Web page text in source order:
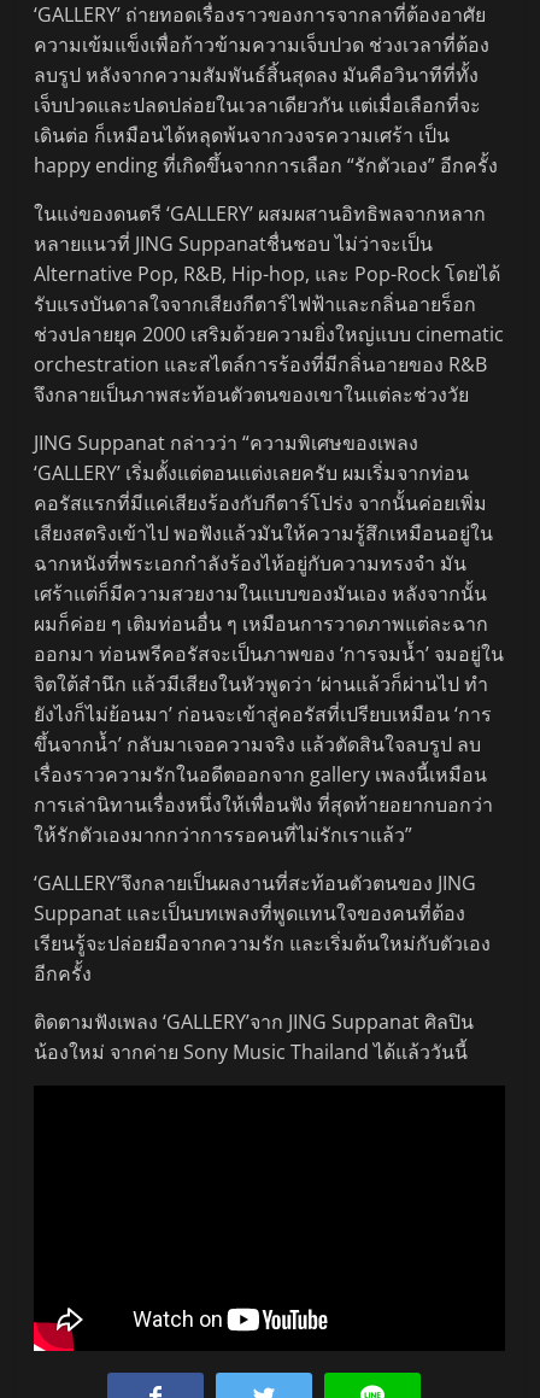
‘GALLERY’ ถ่ายทอดเรื่องราวของการจากลาที่ต้องอาศัย
ความเข้มแข็งเพื่อก้าวข้ามความเจ็บปวด ช่วงเวลาที่ต้อง
ลบรูป หลังจากความสัมพันธ์สิ้นสุดลง มันคือวินาทีที่ทั้ง
เจ็บปวดและปลดปล่อยในเวลาเดียวกัน แต่เมื่อเลือกที่จะ
เดินต่อ ก็เหมือนได้หลุดพ้นจากวงจรความเศร้า เป็น
happy ending ที่เกิดขึ้นจากการเลือก “รักตัวเอง” อีกครั้ง
ในแง่ของดนตรี ‘GALLERY’ ผสมผสานอิทธิพลจากหลาก
หลายแนวที่ JING Suppanatชื่นชอบ ไม่ว่าจะเป็น
Alternative Pop, R&B, Hip-hop, และ Pop-Rock โดยได้
รับแรงบันดาลใจจากเสียงกีตาร์ไฟฟ้าและกลิ่นอายร็อก
ช่วงปลายยุค 2000 เสริมด้วยความยิ่งใหญ่แบบ cinematic
orchestration และสไตล์การร้องที่มีกลิ่นอายของ R&B
จึงกลายเป็นภาพสะท้อนตัวตนของเขาในแต่ละช่วงวัย
JING Suppanat กล่าวว่า “ความพิเศษของเพลง
‘GALLERY’ เริ่มตั้งแต่ตอนแต่งเลยครับ ผมเริ่มจากท่อน
คอรัสแรกที่มีแค่เสียงร้องกับกีตาร์โปร่ง จากนั้นค่อยเพิ่ม
เสียงสตริงเข้าไป พอฟังแล้วมันให้ความรู้สึกเหมือนอยู่ใน
ฉากหนังที่พระเอกกำลังร้องไห้อยู่กับความทรงจำ มัน
เศร้าแต่ก็มีความสวยงามในแบบของมันเอง หลังจากนั้น
ผมก็ค่อย ๆ เติมท่อนอื่น ๆ เหมือนการวาดภาพแต่ละฉาก
ออกมา ท่อนพรีคอรัสจะเป็นภาพของ ‘การจมน้ำ’ จมอยู่ใน
จิตใต้สำนึก แล้วมีเสียงในหัวพูดว่า ‘ผ่านแล้วก็ผ่านไป ทำ
ยังไงก็ไม่ย้อนมา’ ก่อนจะเข้าสู่คอรัสที่เปรียบเหมือน ‘การ
ขึ้นจากน้ำ’ กลับมาเจอความจริง แล้วตัดสินใจลบรูป ลบ
เรื่องราวความรักในอดีตออกจาก gallery เพลงนี้เหมือน
การเล่านิทานเรื่องหนึ่งให้เพื่อนฟัง ที่สุดท้ายอยากบอกว่า
ให้รักตัวเองมากกว่าการรอคนที่ไม่รักเราแล้ว”
‘GALLERY’จึงกลายเป็นผลงานที่สะท้อนตัวตนของ JING
Suppanat และเป็นบทเพลงที่พูดแทนใจของคนที่ต้อง
เรียนรู้จะปล่อยมือจากความรัก และเริ่มต้นใหม่กับตัวเอง
อีกครั้ง
ติดตามฟังเพลง ‘GALLERY’จาก JING Suppanat ศิลปิน
น้องใหม่ จากค่าย Sony Music Thailand ได้แล้ววันนี้